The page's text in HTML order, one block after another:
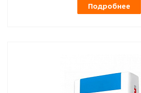
Подробнее